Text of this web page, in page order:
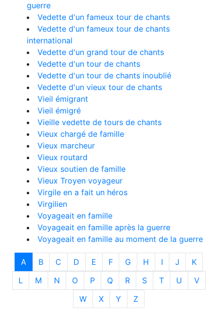
guerre
Vedette d'un fameux tour de chants
Vedette d'un fameux tour de chants
international
Vedette d'un grand tour de chants
Vedette d'un tour de chants
Vedette d'un tour de chants inoublié
Vedette d'un vieux tour de chants
Vieil émigrant
Vieil émigré
Vieille vedette de tours de chants
Vieux chargé de famille
Vieux marcheur
Vieux routard
Vieux soutien de famille
Vieux Troyen voyageur
Virgile en a fait un héros
Virgilien
Voyageait en famille
Voyageait en famille après la guerre
Voyageait en famille au moment de la guerre
A B C D E F G H I J
K
L
M N O P Q R S T U
V
W
X Y Z